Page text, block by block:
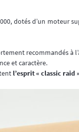
dotés d’un moteur
recommandés à
et caractère.
l’esprit « classic raid »